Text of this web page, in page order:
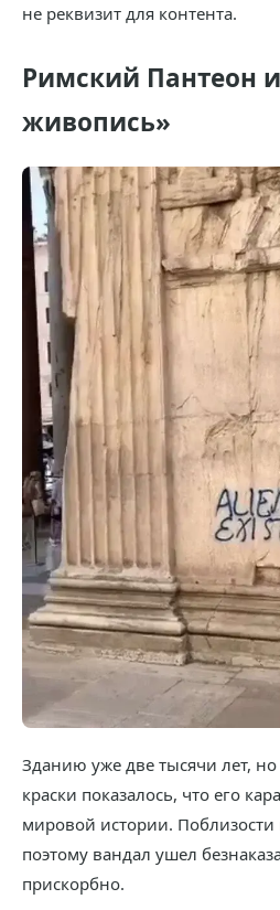
не реквизит для контента.
Римский Пантеон
живопись»
Зданию уже две тысячи лет,
краски показалось, что его
мировой истории. Поблизости
поэтому вандал ушел
прискорбно.